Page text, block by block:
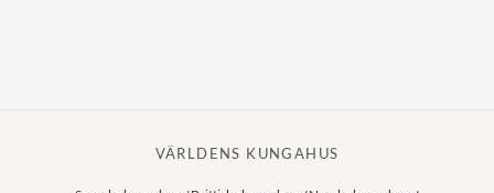
VÄRLDENS KUNGAHUS